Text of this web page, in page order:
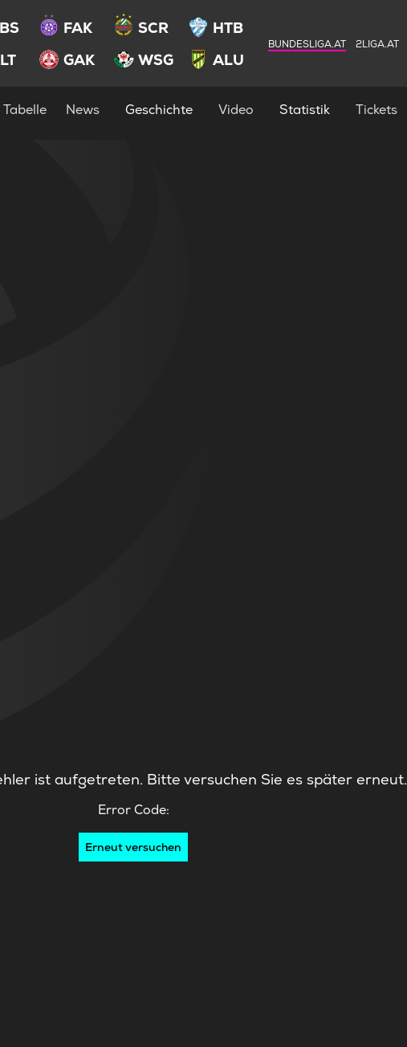
FAK SCR
HTB
GAK WSG ALU
BUNDESLIGA.AT 2LIGA.AT
Tabelle News Geschichte Video Statistik Tickets
ist aufgetreten. Bitte versuchen Sie es später erneut.
Error Code:
Erneut versuchen